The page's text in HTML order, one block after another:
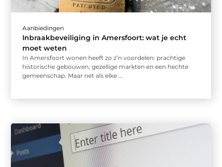
Aanbiedingen
Inbraakbeveiliging in Amersfoort: wat je echt
moet weten
In Amersfoort wonen heeft zo z’n voordelen: prachtige
historische gebouwen, gezellige markten en een hechte
gemeenschap. Maar net als elke ...